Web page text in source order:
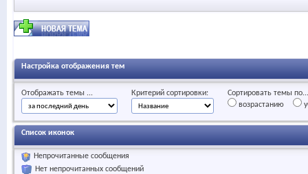
Настройка отображения тем
Отображать темы ... Критерий сортировки:
Сортировать темы по...
возрастанию
Список иконок
Непрочитанные сообщения
Нет непрочитанных сообщений